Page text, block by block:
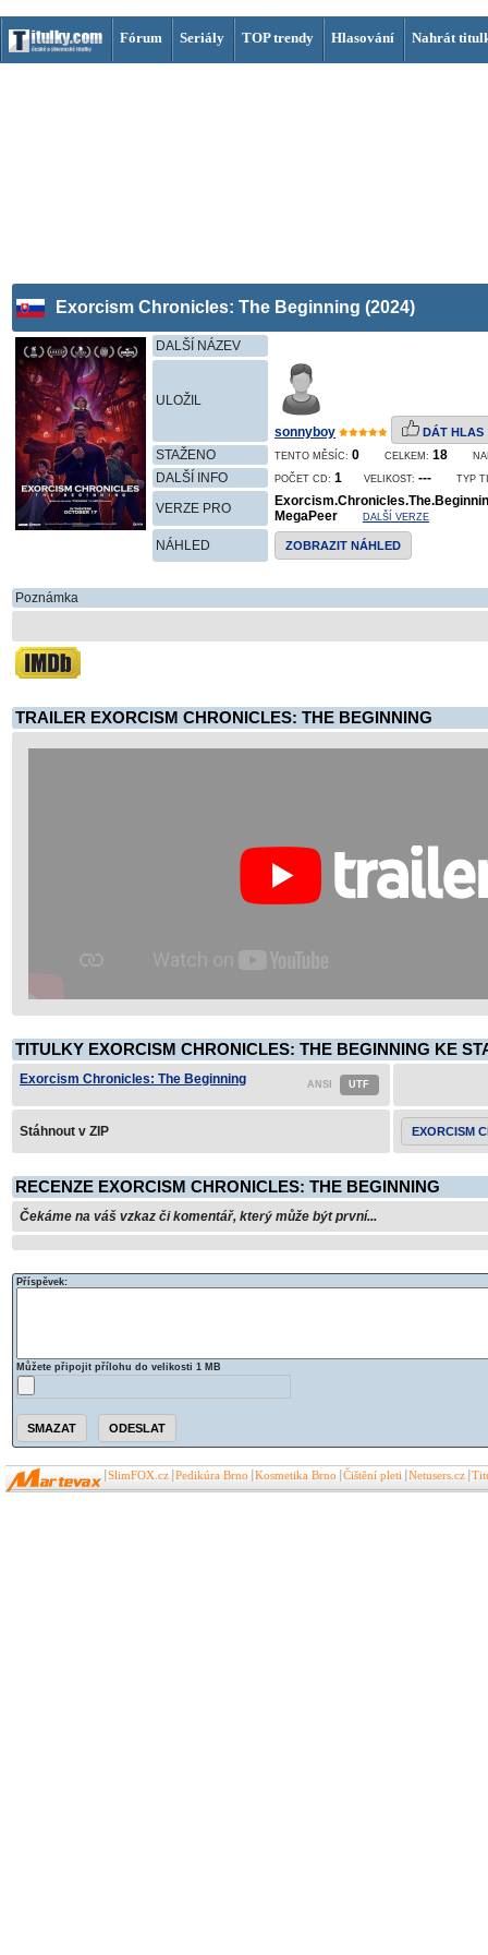
Fórum Seriály TOP trendy Hlasování Nahrát
Exorcism Chronicles: The Beginning (2024)
DALŠÍ NÁZEV
ULOŽIL
sonnyboy DÁT HLAS
STAŽENO TENTO MĚSÍC: 0 CELKEM: 18
DALŠÍ INFO POČET CD: 1 VELIKOST: --- TYP
VERZE PRO
MegaPeer
DALŠÍ VERZE
NÁHLED ZOBRAZIT NÁHLED
Poznámka
TRAILER EXORCISM CHRONICLES: THE BEGINNING
TITULKY EXORCISM CHRONICLES: THE BEGINNING KE
Exorcism Chronicles: The Beginning
Stáhnout v ZIP EXORCISM
RECENZE EXORCISM CHRONICLES: THE BEGINNING
Čekáme na váš vzkaz či komentář, který může být první...
Příspěvek:
Můžete připojit přílohu do velikosti 1 MB
SlimFOX.cz Pedikúra Brno Kosmetika Brno Čištění pleti Netusers.cz